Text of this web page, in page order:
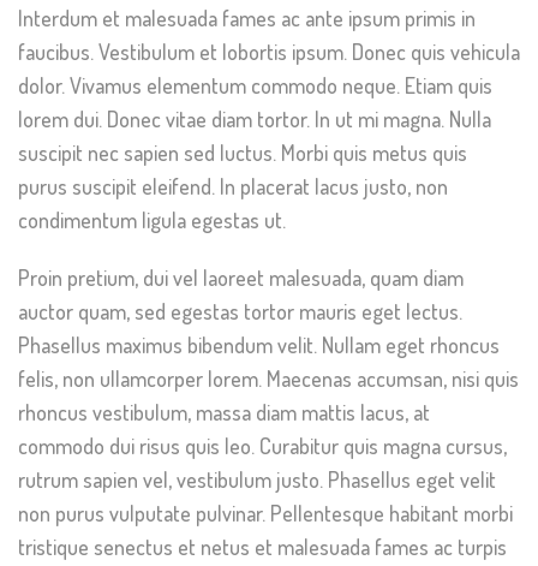
Interdum et malesuada fames ac ante ipsum primis in
faucibus. Vestibulum et lobortis ipsum. Donec quis vehicula
dolor. Vivamus elementum commodo neque. Etiam quis
lorem dui. Donec vitae diam tortor. In ut mi magna. Nulla
suscipit nec sapien sed luctus. Morbi quis metus quis
purus suscipit eleifend. In placerat lacus justo, non
condimentum ligula egestas ut.
Proin pretium, dui vel laoreet malesuada, quam diam
auctor quam, sed egestas tortor mauris eget lectus.
Phasellus maximus bibendum velit. Nullam eget rhoncus
felis, non ullamcorper lorem. Maecenas accumsan, nisi quis
rhoncus vestibulum, massa diam mattis lacus, at
commodo dui risus quis leo. Curabitur quis magna cursus,
rutrum sapien vel, vestibulum justo. Phasellus eget velit
non purus vulputate pulvinar. Pellentesque habitant morbi
tristique senectus et netus et malesuada fames ac turpis